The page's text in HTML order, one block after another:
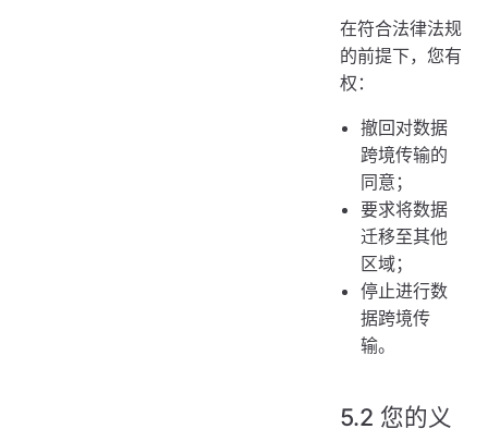
在符合法律法规
的前提下，您有
权：
撤回对数据
跨境传输的
同意；
要求将数据
迁移至其他
区域；
停止进行数
据跨境传
输。
5.2 您的义